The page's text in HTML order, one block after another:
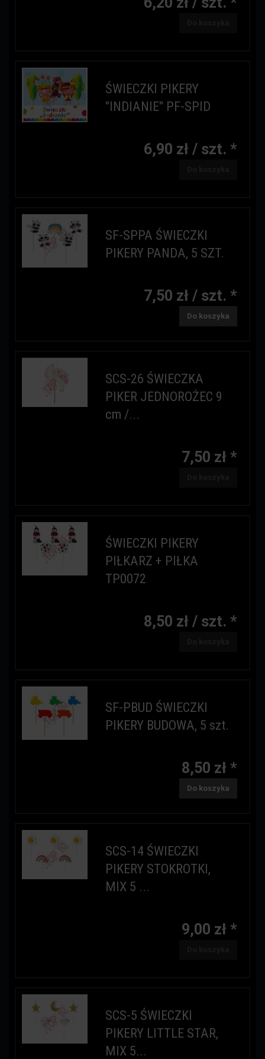
ŚWIECZKI PIKERY
"INDIANIE" PF-SPID
6,90 zł / szt. *
SF-SPPA ŚWIECZKI
PIKERY PANDA, 5 SZT.
7,50 zł / szt. *
Do koszyka
SCS-26 ŚWIECZKA
PIKER JEDNOROŻEC 9
cm /...
7,50 zł *
ŚWIECZKI PIKERY
PIŁKARZ + PIŁKA
TP0072
8,50 zł / szt. *
SF-PBUD ŚWIECZKI
PIKERY BUDOWA, 5 szt.
8,50 zł *
Do koszyka
SCS-14 ŚWIECZKI
PIKERY STOKROTKI,
MIX 5 ...
9,00 zł *
SCS-5 ŚWIECZKI
PIKERY LITTLE STAR,
MIX 5...